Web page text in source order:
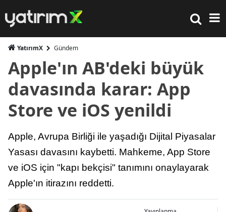
YatırımX Gündem
Apple'ın AB'deki büyük
davasında karar: App
Store ve iOS yenildi
Apple, Avrupa Birliği ile yaşadığı Dijital Piyasalar
Yasası davasını kaybetti. Mahkeme, App Store
ve iOS için "kapı bekçisi" tanımını onaylayarak
Apple'ın itirazını reddetti.